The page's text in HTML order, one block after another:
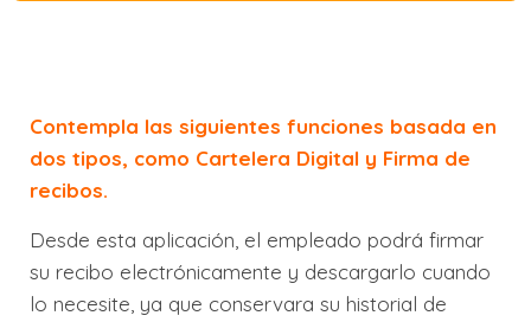
Contempla las siguientes funciones basada en
dos tipos, como Cartelera Digital y Firma de
recibos.
Desde esta aplicación, el empleado podrá firmar
su recibo electrónicamente y descargarlo cuando
lo necesite, ya que conservara su historial de